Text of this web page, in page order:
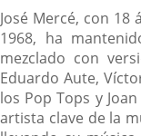
José Mercé, con
1968, ha
mezclado con
Eduardo Aute,
los Pop Tops y
artista clave de la